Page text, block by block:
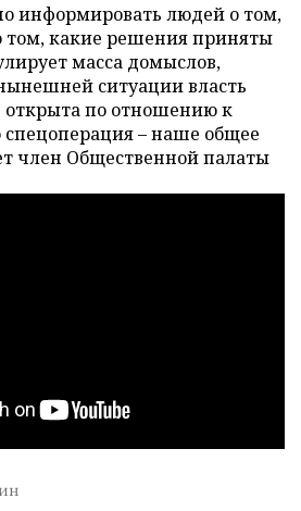
информировать людей о том,
том, какие решения приняты
масса домыслов,
ситуации власть
открыта по отношению к
– наше общее
член Общественной палаты